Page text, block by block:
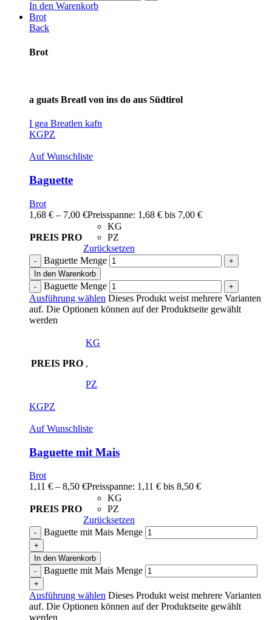
In den Warenkorb
Brot
Back
Brot
a guats Breatl von ins do aus Südtirol
I gea Breatlen kafn
KGPZ
Auf Wunschliste
Baguette
Brot
1,68 € – 7,00 €Preisspanne: 1,68 € bis 7,00 €
PREIS PRO
KG
PZ
Zurücksetzen
Baguette Menge
In den Warenkorb
Baguette Menge
Ausführung wählen Dieses Produkt weist mehrere Varianten
auf. Die Optionen können auf der Produktseite gewählt
werden
PREIS PRO
KG
,
PZ
KGPZ
Auf Wunschliste
Baguette mit Mais
Brot
1,11 € – 8,50 €Preisspanne: 1,11 € bis 8,50 €
PREIS PRO
KG
PZ
Zurücksetzen
Baguette mit Mais Menge
In den Warenkorb
Baguette mit Mais Menge
Ausführung wählen Dieses Produkt weist mehrere Varianten
auf. Die Optionen können auf der Produktseite gewählt
werden